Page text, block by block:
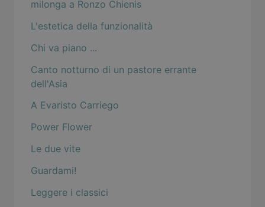
milonga a Ronzo Chienis
L'estetica della funzionalità
Chi va piano ...
Canto notturno di un pastore errante
dell'Asia
A Evaristo Carriego
Power Flower
Le due vite
Guardami!
Leggere i classici